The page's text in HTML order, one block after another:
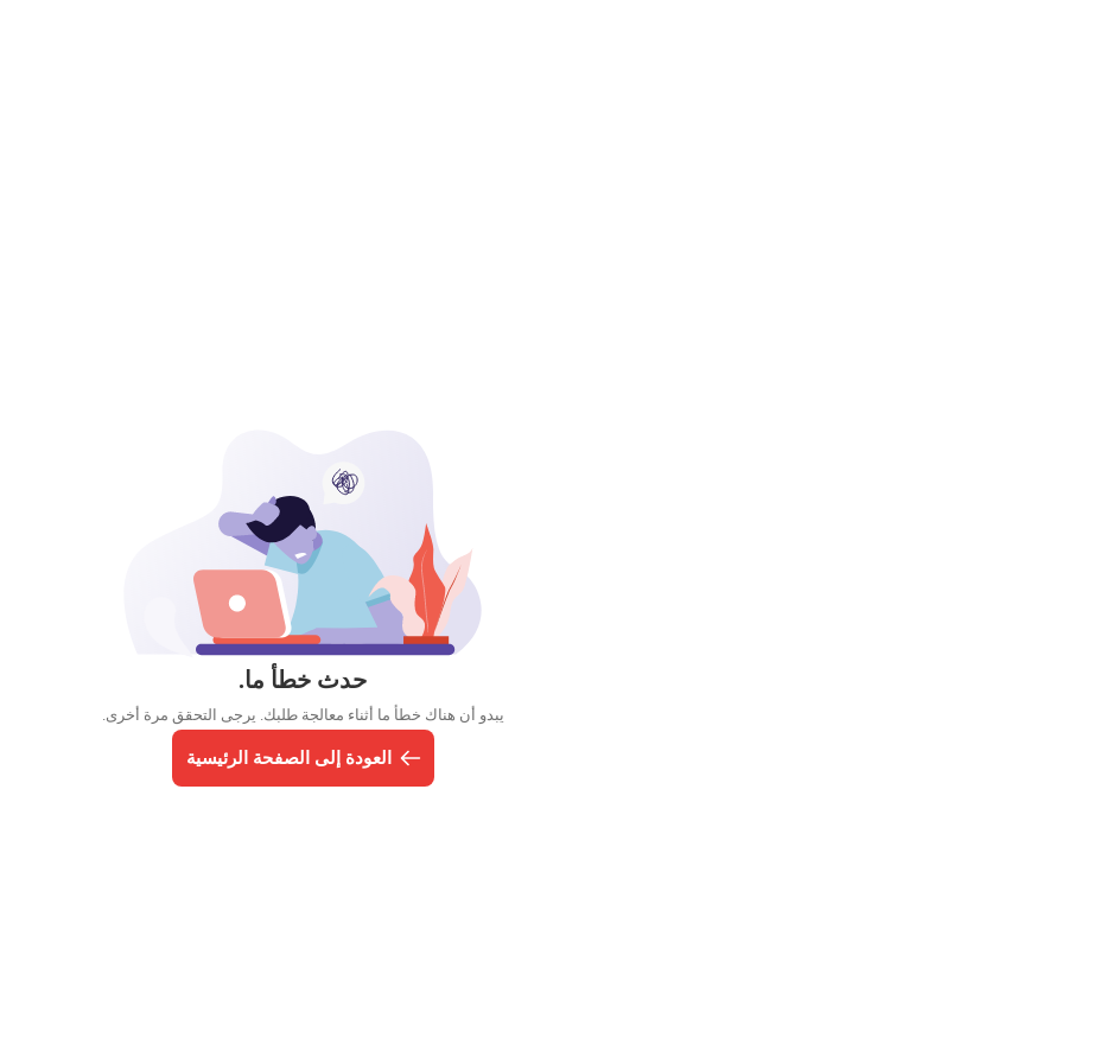
حدث خطأ ما.
يبدو أن هناك خطأ ما أثناء معالجة طلبك. يرجى التحقق مرة أخرى.
العودة إلى الصفحة الرئيسية